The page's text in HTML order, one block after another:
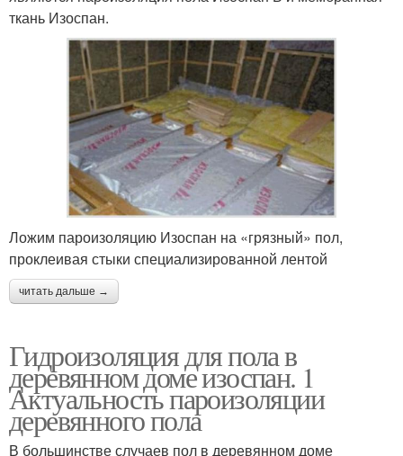
ткань Изоспан.
Ложим пароизоляцию Изоспан на «грязный» пол,
проклеивая стыки специализированной лентой
читать дальше →
Гидроизоляция для пола в
деревянном доме изоспан. 1
Актуальность пароизоляции
деревянного пола
В большинстве случаев пол в деревянном доме